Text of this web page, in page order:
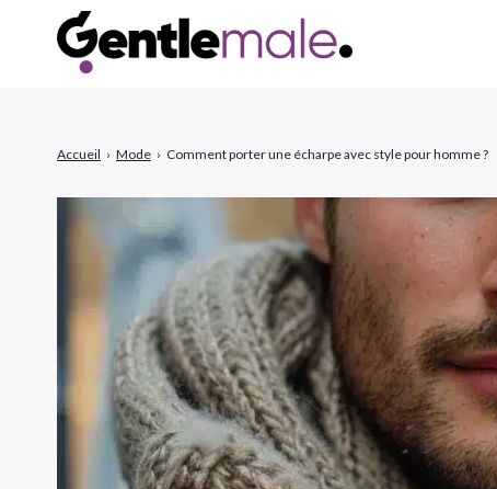
Accueil › Mode › Comment porter une écharpe avec style pour homme ?